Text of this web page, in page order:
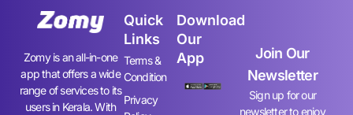
Zomy is an all-in-one
app that offers a wide
range of services to its
users in Kerala. With
Quick
Links
Terms &
Condition
Privacy
Download
Our
App
Join Our
Newsletter
Sign up for our
newsletter to enjoy